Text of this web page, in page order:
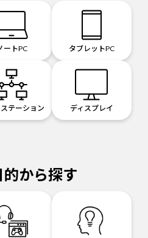
ートPC タブレットPC
テーション ディスプレイ
から探す